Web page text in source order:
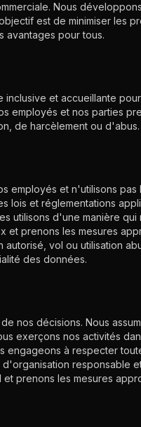
Nous
est de minimiser les
avantages pour tous.
et accueillante
employés et nos parties
de harcèlement ou d'abus.
employés et n'utilisons
lois et réglementations
utilisons d'une manière
et prenons les mesures
vol ou utilisation
des données.
nos décisions. Nous
exerçons nos activités
engageons à respecter
responsable
prenons les mesures